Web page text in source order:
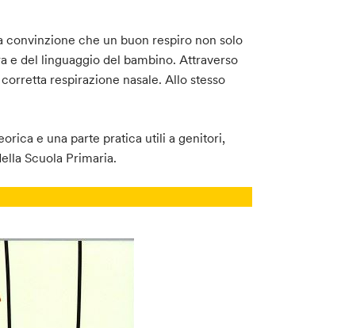
convinzione che un buon respiro non solo
e del linguaggio del bambino. Attraverso
respirazione nasale. Allo stesso
e una parte pratica utili a genitori,
Scuola Primaria.